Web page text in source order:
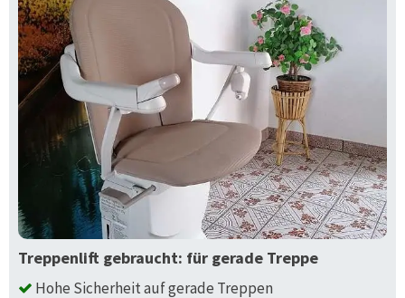
Treppenlift gebraucht: für gerade Treppe
Hohe Sicherheit auf gerade Treppen